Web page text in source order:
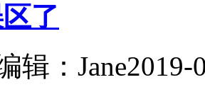
了
辑：Jane2019-